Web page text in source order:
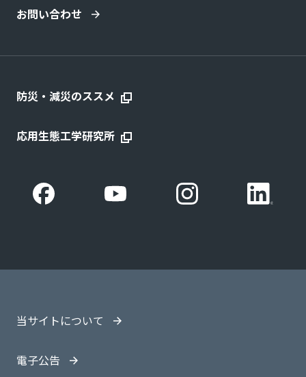
お問い合わせ
防災・減災のススメ
応用生態工学研究所
当サイトについて
電子公告